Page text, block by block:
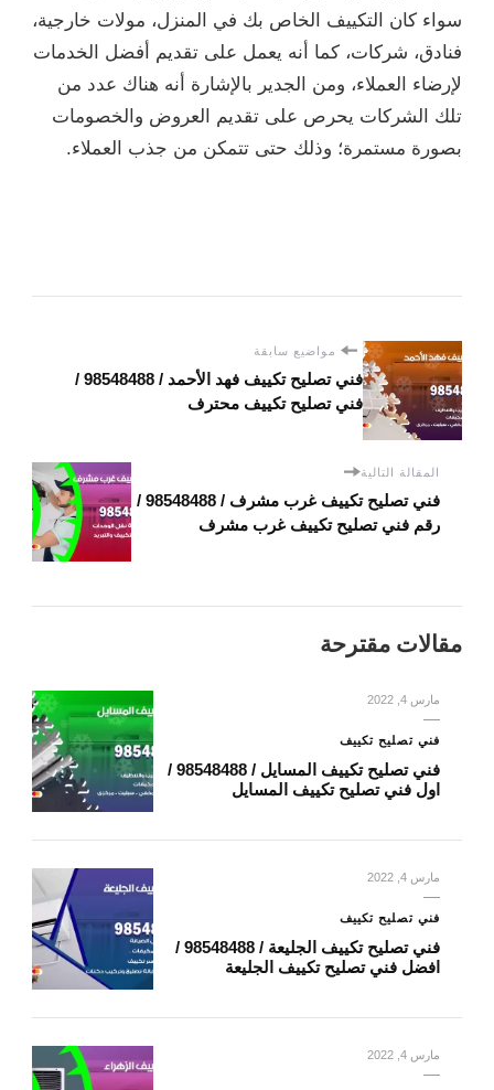
سواء كان التكييف الخاص بك في المنزل، مولات خارجية،
فنادق، شركات، كما أنه يعمل على تقديم أفضل الخدمات
لإرضاء العملاء، ومن الجدير بالإشارة أنه هناك عدد من
تلك الشركات يحرص على تقديم العروض والخصومات
بصورة مستمرة؛ وذلك حتى تتمكن من جذب العملاء.
مواضيع سابقة
فني تصليح تكييف فهد الأحمد / 98548488 /
فني تصليح تكييف محترف
المقالة التالية
فني تصليح تكييف غرب مشرف / 98548488 /
رقم فني تصليح تكييف غرب مشرف
مقالات مقترحة
مارس 4, 2022
فني تصليح تكييف
فني تصليح تكييف المسايل / 98548488 /
اول فني تصليح تكييف المسايل
مارس 4, 2022
فني تصليح تكييف
فني تصليح تكييف الجليعة / 98548488 /
افضل فني تصليح تكييف الجليعة
مارس 4, 2022